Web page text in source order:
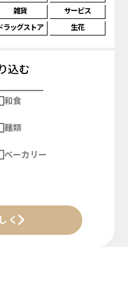
雑貨
サービス
ラッグストア 生花
込む
和食
麺類
ベーカリー
く